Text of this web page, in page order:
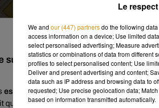
sur la rentrée scolaire.
est en baisse de 1%sur une centaine de
que les prix ont augmentéde près de 10%
Le
We and our (447) partnersdo the following
access information on a device; Use limited
select personalised advertising; Measure
statistics or combinations of data from different
profiles to select personalised content; Use
Deliver and present advertising and content;
data such as IP address and browsing data to
requested; Use precise geolocation data;
based on information transmitted automatically.